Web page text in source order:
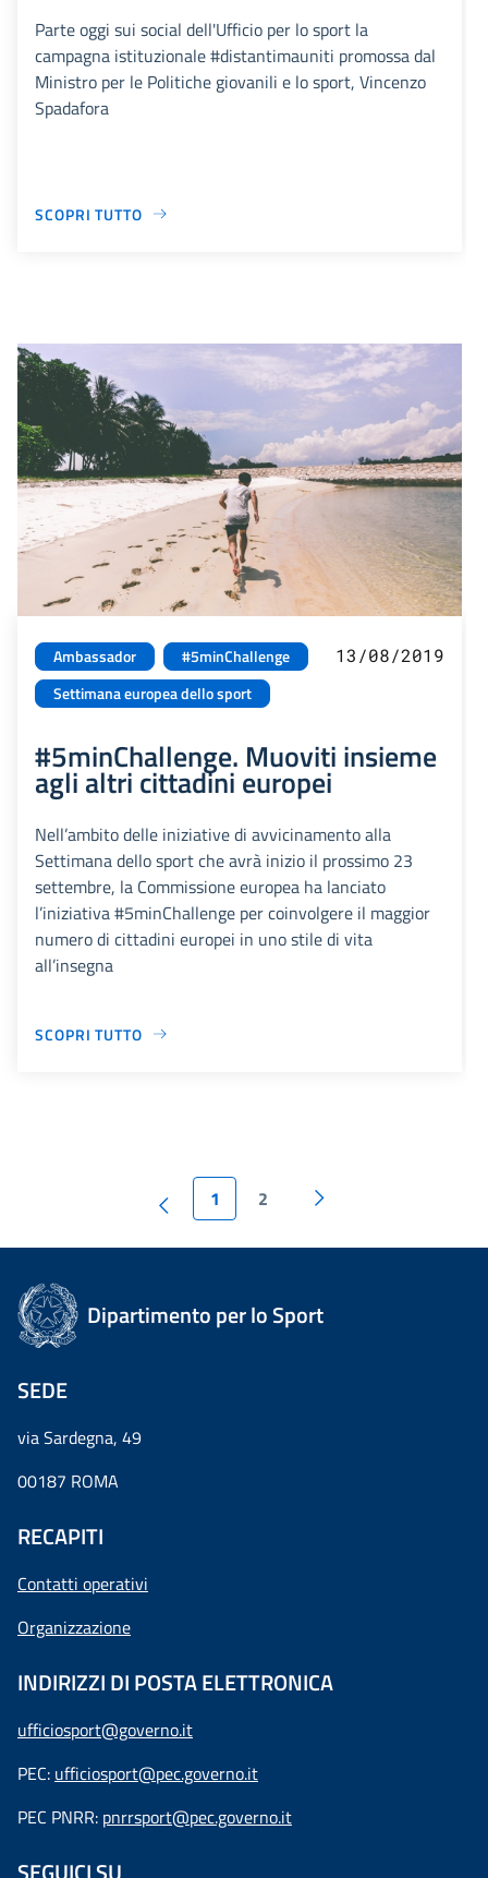
Parte oggi sui social dell'Ufficio per lo sport la
campagna istituzionale #distantimauniti promossa dal
Ministro per le Politiche giovanili e lo sport, Vincenzo
Spadafora
SCOPRI TUTTO
Ambassador
#5minChallenge
Settimana europea dello sport
13/08/2019
#5minChallenge. Muoviti insieme
agli altri cittadini europei
Nell’ambito delle iniziative di avvicinamento alla
Settimana dello sport che avrà inizio il prossimo 23
settembre, la Commissione europea ha lanciato
l’iniziativa #5minChallenge per coinvolgere il maggior
numero di cittadini europei in uno stile di vita
all’insegna
SCOPRI TUTTO
1 2
Dipartimento per lo Sport
SEDE
via Sardegna, 49
00187 ROMA
RECAPITI
Contatti operativi
Organizzazione
INDIRIZZI DI POSTA ELETTRONICA
ufficiosport@governo.it
PEC: ufficiosport@pec.governo.it
PEC PNRR: pnrrsport@pec.governo.it